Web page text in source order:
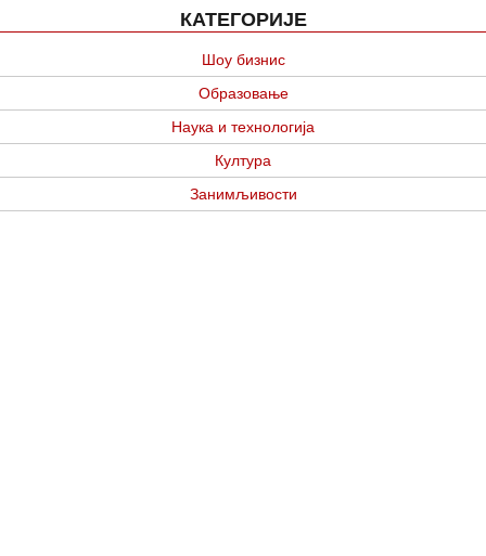
КАТЕГОРИЈЕ
Шоу бизнис
Образовање
Наука и технологија
Култура
Занимљивости